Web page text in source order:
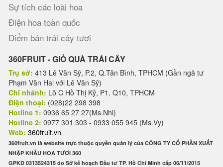
Sự tích các loài hoa
Điện hoa toàn quốc
Điểm bán trái cây tươi
360FRUIT - GIỎ QUÀ TRÁI CÂY
Trụ sở: 413 Lê Văn Sỹ, P.2, Q.Tân Bình, TPHCM (Gần ngã tư
Phạm Văn Hai với Lê Văn Sỹ)
Chi nhánh: Lô C Hồ Thị Kỷ, P1, Q10, TPHCM
Điện thoại: (028)22 298 398
Hotline 1: 0936 65 27 27(Ms.Nhi)
Hotline 2: 0977 301 303 - 0933 055 945 (Ms.Vy)
Web: 360fruit.vn
360fruit.vn là website trực thuộc quyền quản lý của CÔNG TY CỔ PHẦN XUẤT
NHẬP KHẨU HOA TƯƠI 360
GPKD 0313524315 do Sở kế hoạch Đầu tư TP. Hồ Chí Minh cấp 06/11/2015